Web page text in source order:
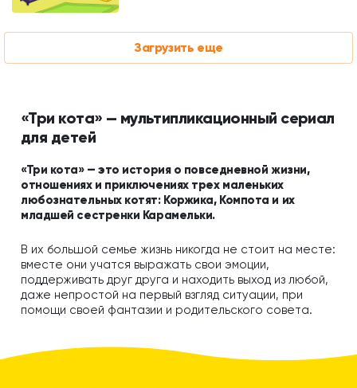
Загрузить еще
«Три кота» — мультипликационный сериал
для детей
«Три кота» — это история о повседневной жизни,
отношениях и приключениях трех маленьких
любознательных котят: Коржика, Компота и их
младшей сестренки Карамельки.
В их большой семье жизнь никогда не стоит на месте:
вместе они учатся выражать свои эмоции,
поддерживать друг друга и находить выход из любой,
даже непростой на первый взгляд ситуации, при
помощи своей фантазии и родительского совета.